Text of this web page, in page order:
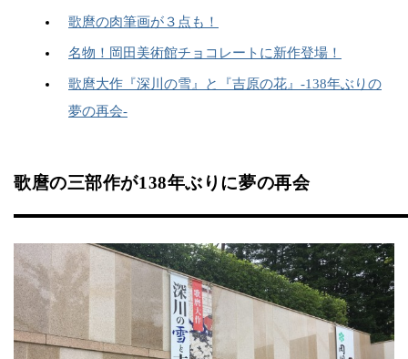
歌麿の肉筆画が３点も！
名物！岡田美術館チョコレートに新作登場！
歌麿大作『深川の雪』と『吉原の花』-138年ぶりの
夢の再会-
歌麿の三部作が138年ぶりに夢の再会